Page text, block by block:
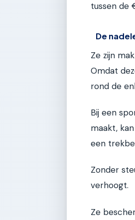
tussen de
De
Ze zijn
Omdat
rond de
Bij een
maakt,
een
Zonder
verhoogt.
Ze